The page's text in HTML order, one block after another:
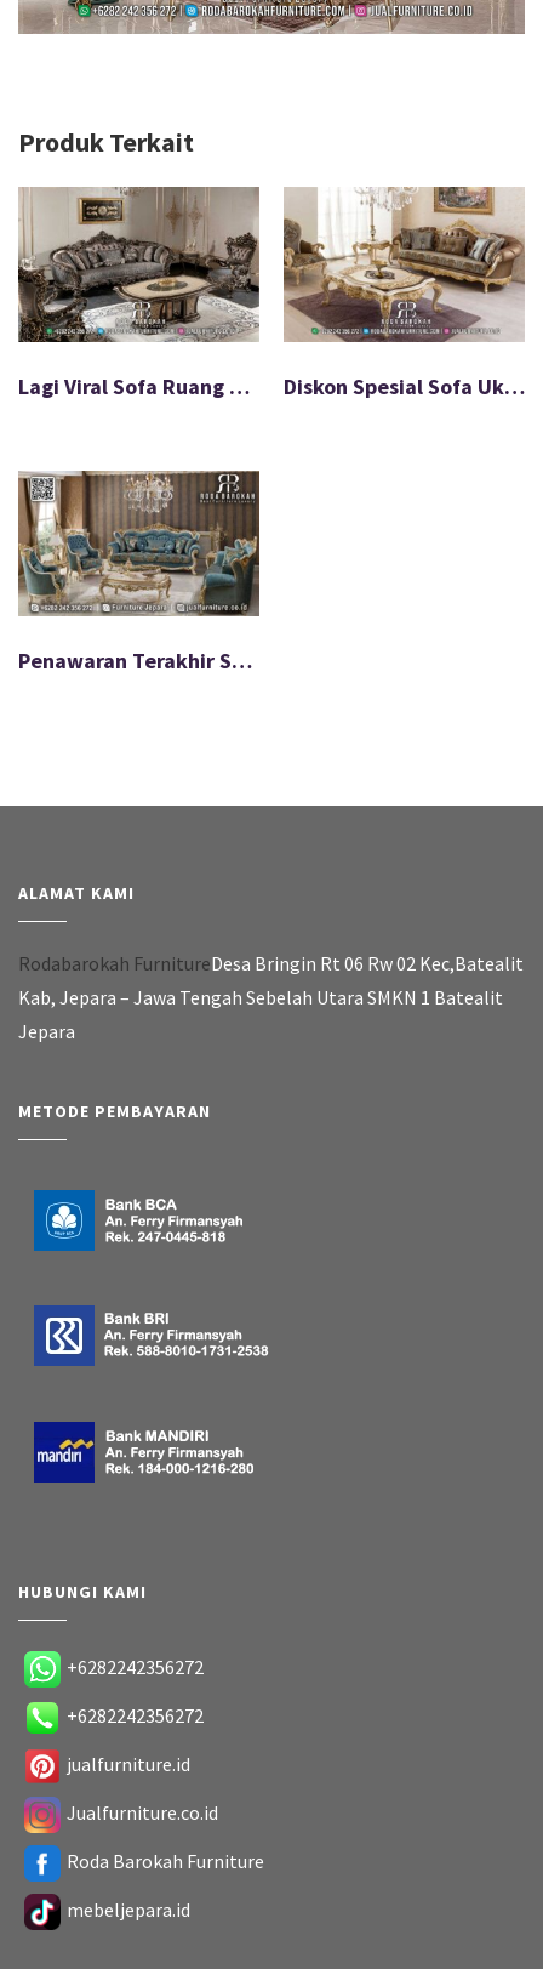
Produk Terkait
Lagi Viral Sofa Ruang Tamu Sultan Mewah Anti Rayap FS-589 Diskon Spesial Sofa Ukir Mewah Nyaman Dipakai FS-591
Penawaran Terakhir Set Sofa Tamu Mewah Ukuran Ideal FS-578
ALAMAT KAMI
Rodabarokah FurnitureDesa Bringin Rt 06 Rw 02 Kec,Batealit
Kab, Jepara – Jawa Tengah Sebelah Utara SMKN 1 Batealit
Jepara
METODE PEMBAYARAN
HUBUNGI KAMI
+6282242356272
+6282242356272
jualfurniture.id
Jualfurniture.co.id
Roda Barokah Furniture
mebeljepara.id